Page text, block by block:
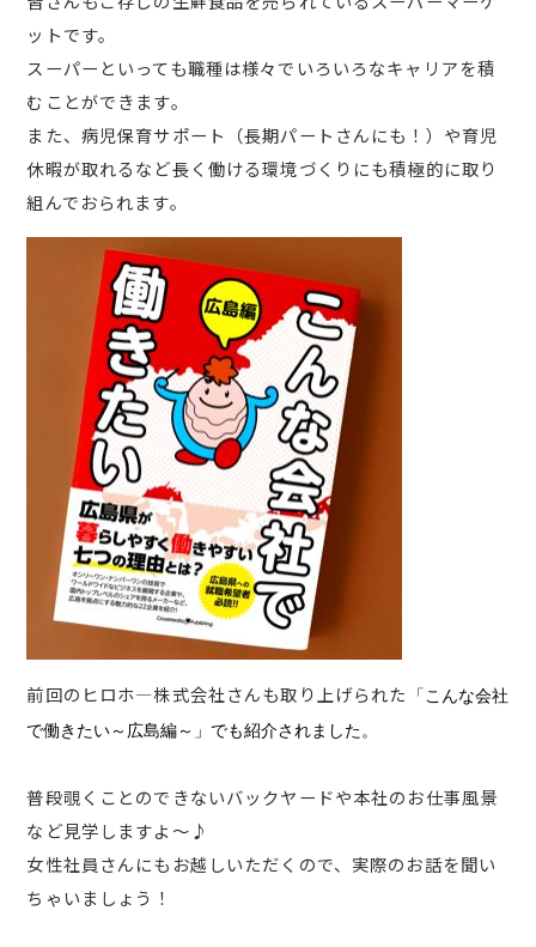
ットです。
スーパーといっても職種は様々でいろいろなキャリアを積
むことができます。
また、病児保育サポート（長期パートさんにも！）や育児
休暇が取れるなど長く働ける環境づくりにも積極的に取り
組んでおられます。
前回のヒロホ―株式会社さんも取り上げられた
「こんな会社
で働きたい～広島編～」でも紹介されました。
普段覗くことのできないバックヤードや本社のお仕事風景
など見学しますよ～♪
女性社員さんにもお越しいただくので、実際のお話を聞い
ちゃいましょう！